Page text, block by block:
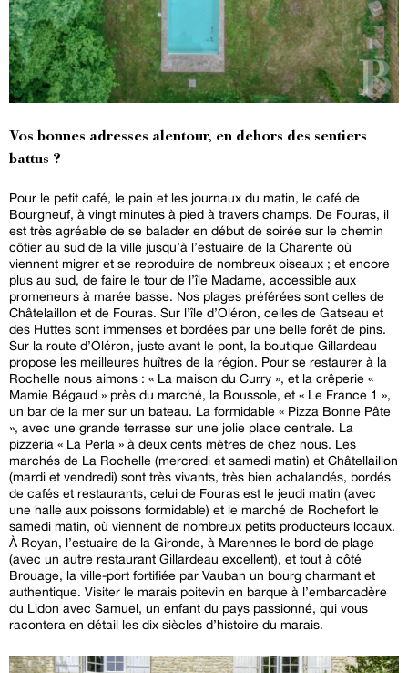
Vos bonnes adresses alentour, en dehors des sentiers
battus ?
Pour le petit café, le pain et les journaux du matin, le café de
Bourgneuf, à vingt minutes à pied à travers champs. De Fouras, il
est très agréable de se balader en début de soirée sur le chemin
côtier au sud de la ville jusqu’à l’estuaire de la Charente où
viennent migrer et se reproduire de nombreux oiseaux ; et encore
plus au sud, de faire le tour de l’île Madame, accessible aux
promeneurs à marée basse. Nos plages préférées sont celles de
Châtelaillon et de Fouras. Sur l’île d’Oléron, celles de Gatseau et
des Huttes sont immenses et bordées par une belle forêt de pins.
Sur la route d’Oléron, juste avant le pont, la boutique Gillardeau
propose les meilleures huîtres de la région. Pour se restaurer à la
Rochelle nous aimons : « La maison du Curry », et la crêperie «
Mamie Bégaud » près du marché, la Boussole, et « Le France 1 »,
un bar de la mer sur un bateau. La formidable « Pizza Bonne Pâte
», avec une grande terrasse sur une jolie place centrale. La
pizzeria « La Perla » à deux cents mètres de chez nous. Les
marchés de La Rochelle (mercredi et samedi matin) et Châtellaillon
(mardi et vendredi) sont très vivants, très bien achalandés, bordés
de cafés et restaurants, celui de Fouras est le jeudi matin (avec
une halle aux poissons formidable) et le marché de Rochefort le
samedi matin, où viennent de nombreux petits producteurs locaux.
À Royan, l’estuaire de la Gironde, à Marennes le bord de plage
(avec un autre restaurant Gillardeau excellent), et tout à côté
Brouage, la ville-port fortifiée par Vauban un bourg charmant et
authentique. Visiter le marais poitevin en barque à l’embarcadère
du Lidon avec Samuel, un enfant du pays passionné, qui vous
racontera en détail les dix siècles d’histoire du marais.